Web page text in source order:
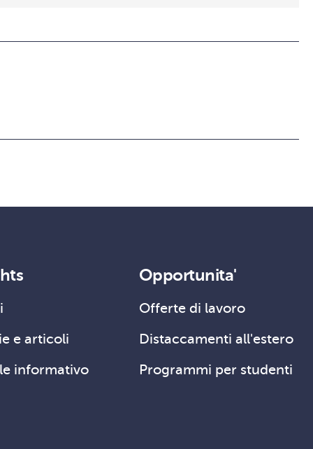
e articoli
informativo
Opportunita'
Offerte di lavoro
Distaccamenti all'estero
Programmi per studenti